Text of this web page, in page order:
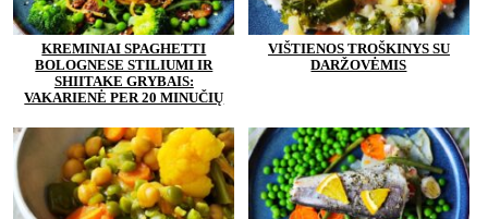
KREMINIAI SPAGHETTI
BOLOGNESE STILIUMI IR
SHIITAKE GRYBAIS:
VAKARIENĖ PER 20 MINUČIŲ
VIŠTIENOS TROŠKINYS SU
DARŽOVĖMIS